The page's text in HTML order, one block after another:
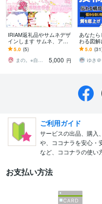
IRIAM返礼品やサムネデザ
インします サムネ、アイ
コンリング、ガチャセッ
ト、立ち絵公開画像まで⭐︎
5.0 (5)
まの。※自己紹介欄のご確認必須
5,000 円
あなた
わる図解
ブログ・
ライド・
5.0
ご利用ガイド
サービスの出品、購入
や、ココナラを安心・
など、ココナラの使い
お支払い方法